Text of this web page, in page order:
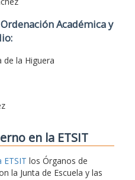
Académica y
de la Higuera
en la ETSIT
ETSIT los Órganos de
la Junta de Escuela y las